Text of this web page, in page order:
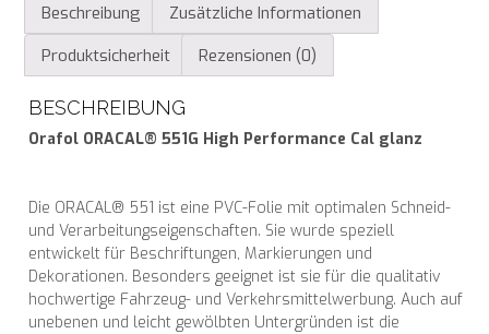
Beschreibung
Zusätzliche Informationen
Produktsicherheit
Rezensionen (0)
BESCHREIBUNG
Orafol ORACAL® 551G High Performance Cal glanz
Die ORACAL® 551 ist eine PVC-Folie mit optimalen Schneid-
und Verarbeitungseigenschaften. Sie wurde speziell
entwickelt für Beschriftungen, Markierungen und
Dekorationen. Besonders geeignet ist sie für die qualitativ
hochwertige Fahrzeug- und Verkehrsmittelwerbung. Auch auf
unebenen und leicht gewölbten Untergründen ist die